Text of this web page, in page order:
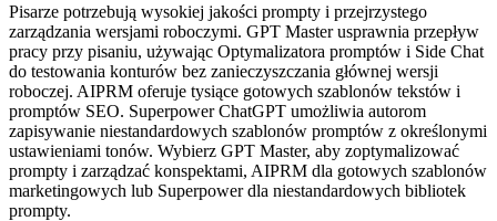
Pisarze potrzebują wysokiej jakości prompty i przejrzystego
zarządzania wersjami roboczymi. GPT Master usprawnia przepływ
pracy przy pisaniu, używając Optymalizatora promptów i Side Chat
do testowania konturów bez zanieczyszczania głównej wersji
roboczej. AIPRM oferuje tysiące gotowych szablonów tekstów i
promptów SEO. Superpower ChatGPT umożliwia autorom
zapisywanie niestandardowych szablonów promptów z określonymi
ustawieniami tonów. Wybierz GPT Master, aby zoptymalizować
prompty i zarządzać konspektami, AIPRM dla gotowych szablonów
marketingowych lub Superpower dla niestandardowych bibliotek
prompty.